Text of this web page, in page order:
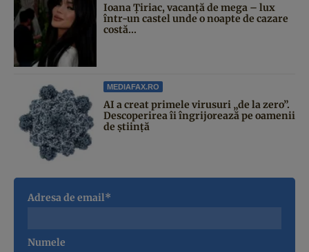
Ioana Țiriac, vacanță de mega – lux
într-un castel unde o noapte de cazare
costă...
MEDIAFAX.RO
AI a creat primele virusuri „de la zero”.
Descoperirea îi îngrijorează pe oamenii
de știință
Adresa de email*
Numele